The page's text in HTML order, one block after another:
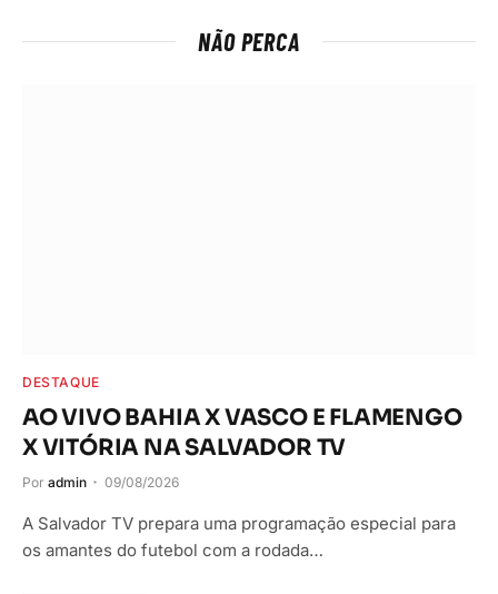
NÃO PERCA
DESTAQUE
AO VIVO BAHIA X VASCO E FLAMENGO
X VITÓRIA NA SALVADOR TV
Por admin 09/08/2026
A Salvador TV prepara uma programação especial para
os amantes do futebol com a rodada…